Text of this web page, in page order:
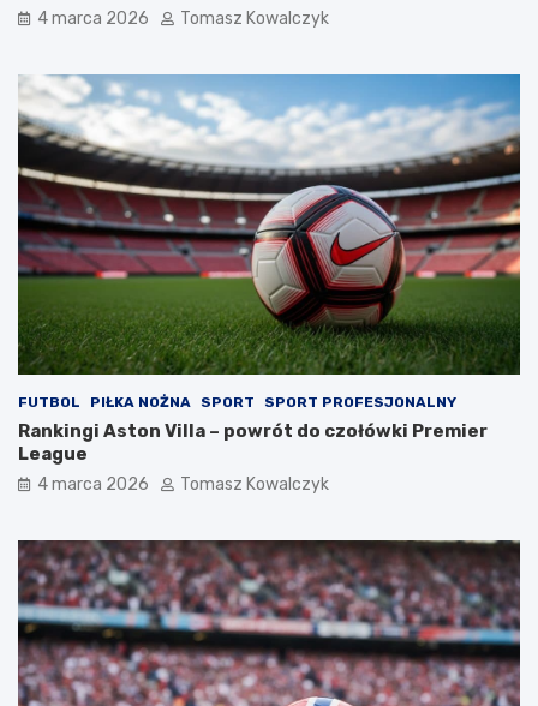
4 marca 2026 Tomasz Kowalczyk
FUTBOL PIŁKA NOŻNA SPORT SPORT PROFESJONALNY
Rankingi Aston Villa – powrót do czołówki Premier
League
4 marca 2026 Tomasz Kowalczyk